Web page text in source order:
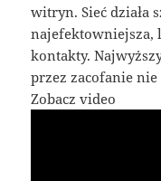
witryn. Sieć działa
najefektowniejsza,
kontakty.
przez zacofanie nie
Zobacz video